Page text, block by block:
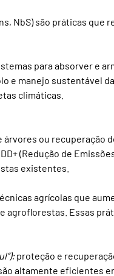
NbS) são práticas que
para absorver e
e manejo sustentável
climáticas.
ou recuperação
(Redução de
existentes.
agrícolas que
agroflorestas. Essas
proteção e
altamente eficientes